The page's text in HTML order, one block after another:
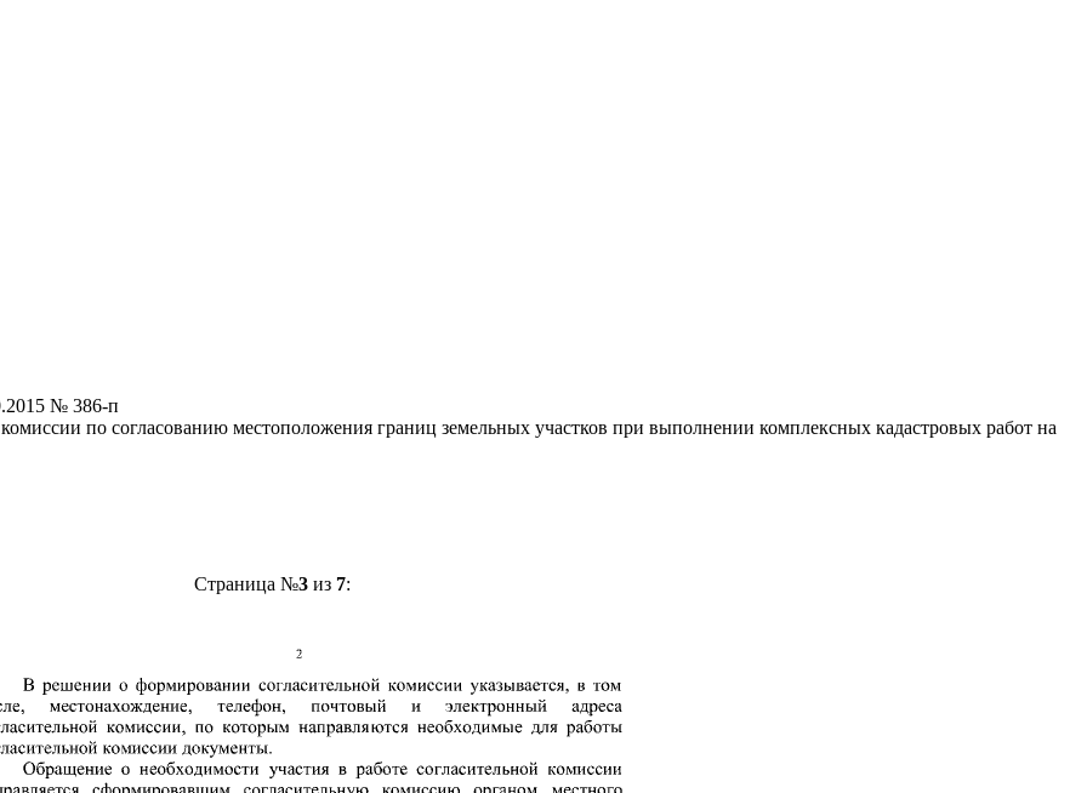
№ 386-п
по согласованию местоположения границ земельных участков при выполнении комплексных кадастровых работ на
Страница №3из 7: